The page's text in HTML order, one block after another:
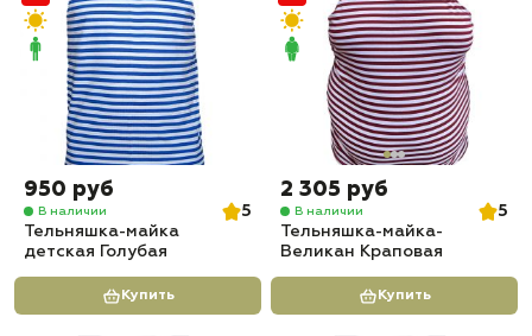
950 руб
В наличии
5
Тельняшка-майка
детская Голубая
Купить
2 305 руб
В наличии
5
Тельняшка-майка-
Великан Краповая
Купить